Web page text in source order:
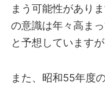
まう可能性があり
の意識は年々高ま
と予想しています
また、昭和55年度